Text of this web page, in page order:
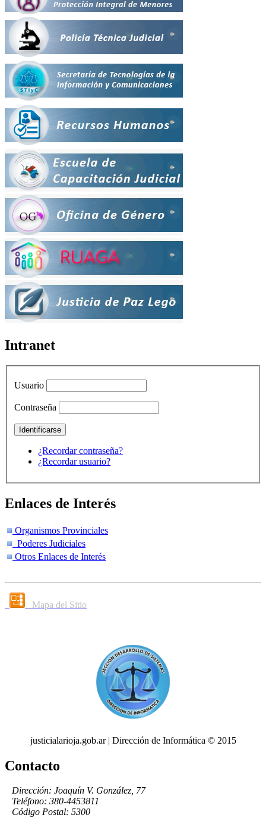
Intranet
Usuario
Contraseña
¿Recordar contraseña?
¿Recordar usuario?
Enlaces de Interés
Organismos Provinciales
Poderes Judiciales
Otros Enlaces de Interés
Mapa del Sitio
justicialarioja.gob.ar | Dirección de Informática © 2015
Contacto
Dirección: Joaquín V. González, 77
Teléfono: 380-4453811
Código Postal: 5300